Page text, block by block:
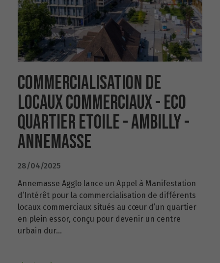
COMMERCIALISATION DE
LOCAUX COMMERCIAUX - ECO
QUARTIER ETOILE - AMBILLY -
ANNEMASSE
28/04/2025
Annemasse Agglo lance un Appel à Manifestation
d’Intérêt pour la commercialisation de différents
locaux commerciaux situés au cœur d’un quartier
en plein essor, conçu pour devenir un centre
urbain dur...